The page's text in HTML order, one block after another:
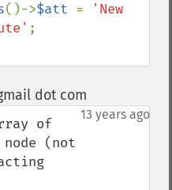
()->$att =
'New
dot com
13 years ago
of
(not